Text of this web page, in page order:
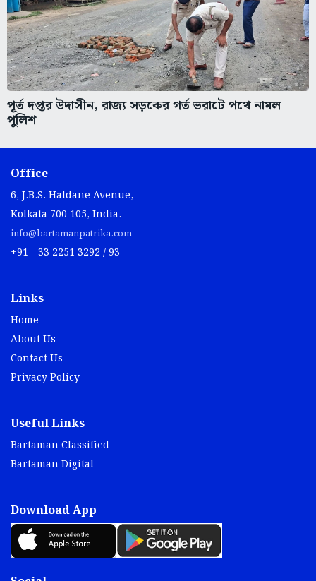
পূর্ত দপ্তর উদাসীন, রাজ্য সড়কের গর্ত ভরাটে পথে নামল
পুলিশ
Office
6, J.B.S. Haldane Avenue,
Kolkata 700 105, India.
info@bartamanpatrika.com
+91 - 33 2251 3292 / 93
Links
Home
About Us
Contact Us
Privacy Policy
Useful Links
Bartaman Classified
Bartaman Digital
Download App